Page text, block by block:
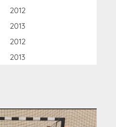
2012
2013
2012
2013